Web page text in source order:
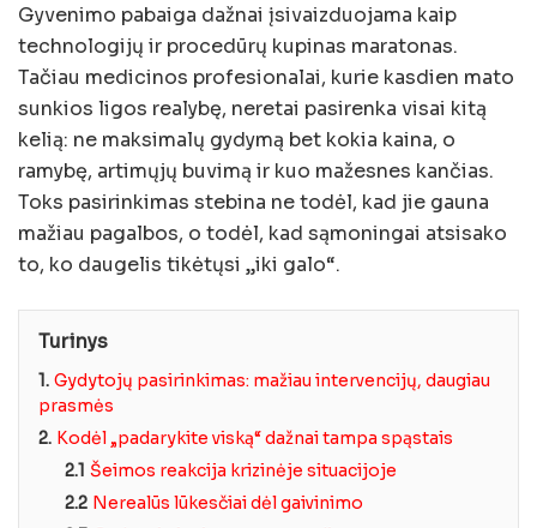
Gyvenimo pabaiga dažnai įsivaizduojama kaip
technologijų ir procedūrų kupinas maratonas.
Tačiau medicinos profesionalai, kurie kasdien mato
sunkios ligos realybę, neretai pasirenka visai kitą
kelią: ne maksimalų gydymą bet kokia kaina, o
ramybę, artimųjų buvimą ir kuo mažesnes kančias.
Toks pasirinkimas stebina ne todėl, kad jie gauna
mažiau pagalbos, o todėl, kad sąmoningai atsisako
to, ko daugelis tikėtųsi „iki galo“.
Turinys
1. Gydytojų pasirinkimas: mažiau intervencijų, daugiau
prasmės
2. Kodėl „padarykite viską“ dažnai tampa spąstais
2.1 Šeimos reakcija krizinėje situacijoje
2.2 Nerealūs lūkesčiai dėl gaivinimo